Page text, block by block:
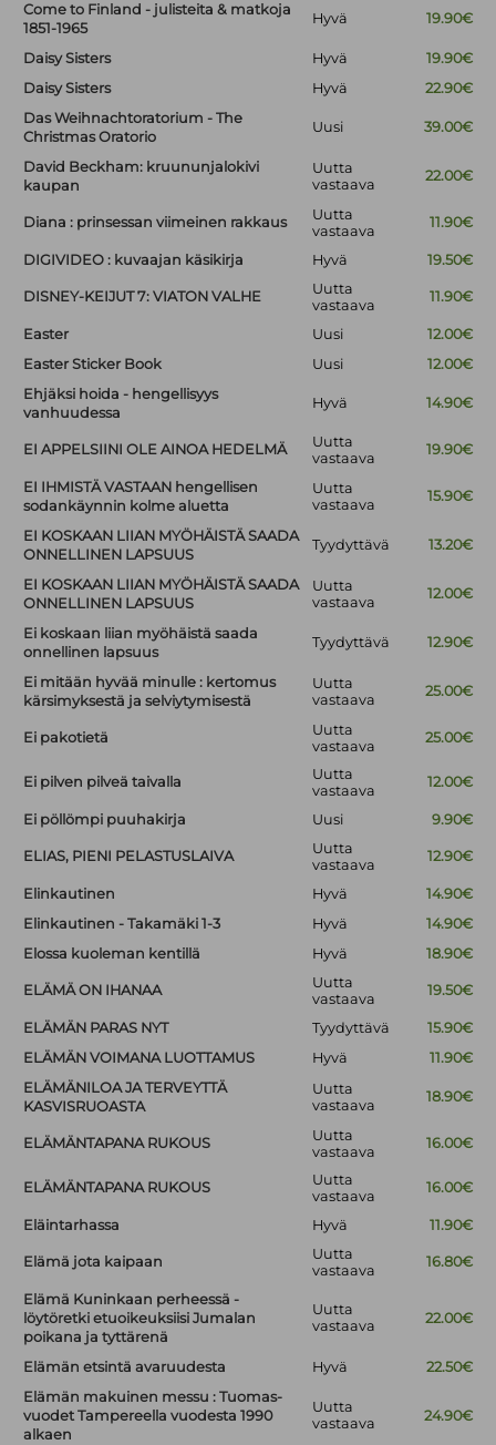
Come to Finland - julisteita & matkoja
1851-1965
Hyvä 19.90€
Daisy Sisters Hyvä
19.90€
Daisy Sisters
Hyvä
22.90€
Das Weihnachtoratorium - The
Christmas Oratorio
Uusi 39.00€
David Beckham: kruununjalokivi
kaupan
Uutta
vastaava
22.00€
Diana : prinsessan viimeinen rakkaus
Uutta
vastaava
11.90€
DIGIVIDEO : kuvaajan käsikirja Hyvä 19.50€
DISNEY-KEIJUT 7: VIATON VALHE
Uutta
vastaava
11.90€
Easter Uusi
12.00€
Easter Sticker Book
Uusi
12.00€
Ehjäksi hoida - hengellisyys
vanhuudessa
Hyvä 14.90€
EI APPELSIINI OLE AINOA HEDELMÄ
Uutta
vastaava
19.90€
EI IHMISTÄ VASTAAN hengellisen
sodankäynnin kolme aluetta
Uutta
vastaava
15.90€
EI KOSKAAN LIIAN MYÖHÄISTÄ SAADA
ONNELLINEN LAPSUUS
Tyydyttävä 13.20€
EI KOSKAAN LIIAN MYÖHÄISTÄ SAADA
ONNELLINEN LAPSUUS
Uutta
vastaava
12.00€
Ei koskaan liian myöhäistä saada
onnellinen lapsuus
Tyydyttävä 12.90€
Ei mitään hyvää minulle : kertomus
kärsimyksestä ja selviytymisestä
Uutta
vastaava
25.00€
Ei pakotietä
Uutta
vastaava
25.00€
Ei pilven pilveä taivalla
Uutta
vastaava
12.00€
Ei pöllömpi puuhakirja Uusi 9.90€
ELIAS, PIENI PELASTUSLAIVA
Uutta
vastaava
12.90€
Elinkautinen Hyvä
14.90€
Elinkautinen - Takamäki 1-3
Hyvä
14.90€
Elossa kuoleman kentillä
Hyvä 18.90€
ELÄMÄ ON IHANAA
Uutta
vastaava
19.50€
ELÄMÄN PARAS NYT Tyydyttävä
15.90€
ELÄMÄN VOIMANA LUOTTAMUS
Hyvä
11.90€
ELÄMÄNILOA JA TERVEYTTÄ
KASVISRUOASTA
Uutta
vastaava
18.90€
ELÄMÄNTAPANA RUKOUS
Uutta
vastaava
16.00€
ELÄMÄNTAPANA RUKOUS
Uutta
vastaava
16.00€
Eläintarhassa Hyvä 11.90€
Elämä jota kaipaan
Uutta
vastaava
16.80€
Elämä Kuninkaan perheessä -
löytöretki etuoikeuksiisi Jumalan
poikana ja tyttärenä
Uutta
vastaava
22.00€
Elämän etsintä avaruudesta Hyvä
22.50€
Elämän makuinen messu : Tuomas-
vuodet Tampereella vuodesta 1990
alkaen
Uutta
vastaava
24.90€